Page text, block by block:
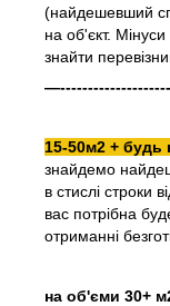
(найдешевший
на об'єкт.
знайти
15-50м2 + будь
знайдемо
в стислі строки
вас потрібна
отриманні
на об'єми 30+